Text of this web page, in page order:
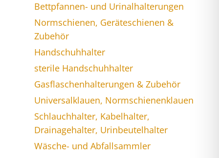
Bettpfannen- und Urinalhalterungen
Normschienen, Geräteschienen &
Zubehör
Handschuhhalter
sterile Handschuhhalter
Gasflaschenhalterungen & Zubehör
Universalklauen, Normschienenklauen
Schlauchhalter, Kabelhalter,
Drainagehalter, Urinbeutelhalter
Wäsche- und Abfallsammler